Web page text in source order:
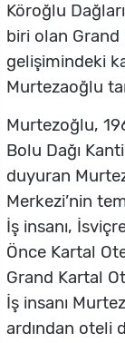
Köroğlu
biri olan
gelişimindeki
Murtezaoğlu
Murtezoğlu,
Bolu Dağı
duyuran
Merkezi’nin
İş insanı,
Önce Kartal
Grand Kartal
İş insanı
ardından oteli